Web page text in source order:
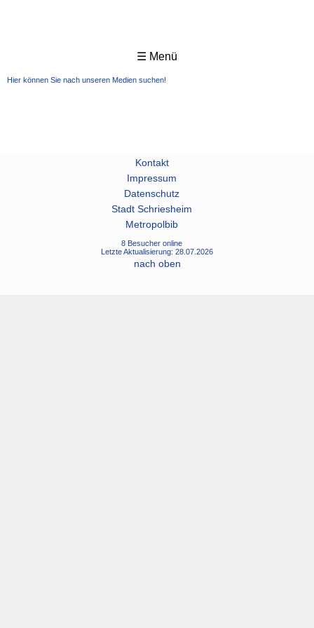
☰ Menü
Hier können Sie nach unseren Medien suchen!
Kontakt
Impressum
Datenschutz
Stadt Schriesheim
Metropolbib
8 Besucher online
Letzte Aktualisierung: 28.07.2026
nach oben